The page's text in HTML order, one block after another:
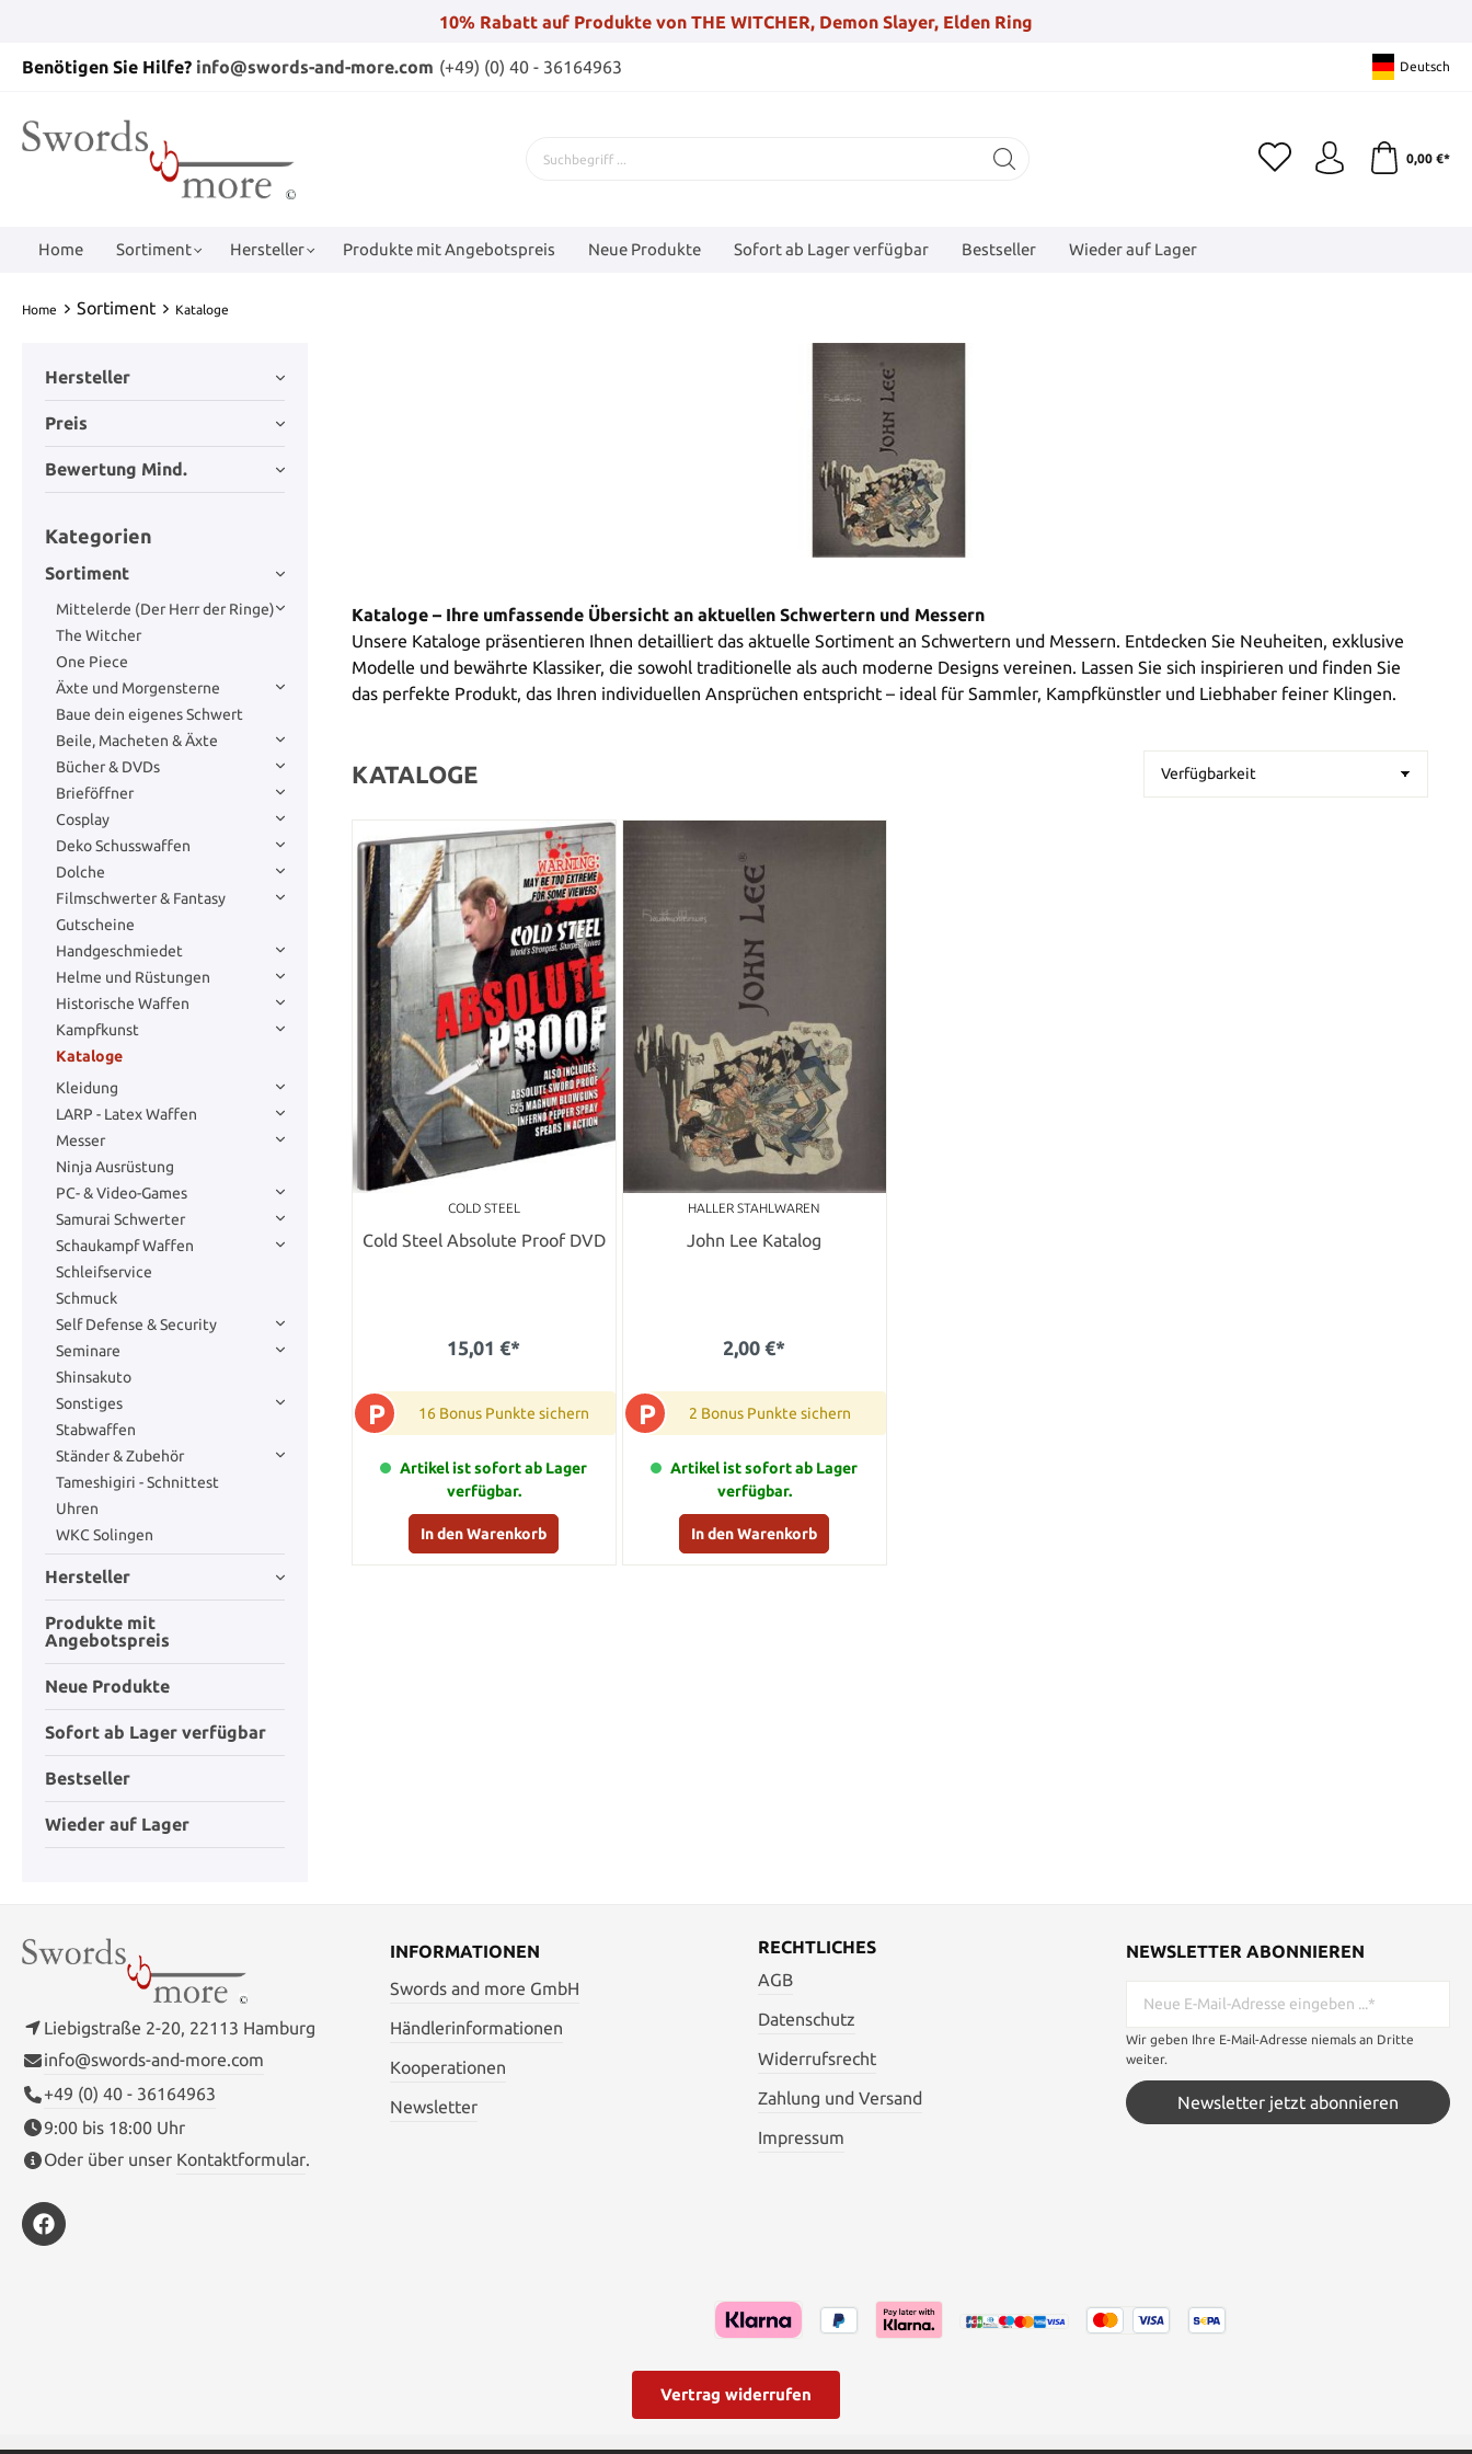
10% Rabatt auf Produkte von THE WITCHER, Demon Slayer, Elden Ring
Benötigen Sie Hilfe? info@swords-and-more.com (+49) (0) 40 - 36164963 Deutsch
0,00 €*
Home Sortiment Hersteller Produkte mit Angebotspreis Neue Produkte Sofort ab Lager verfügbar Bestseller Wieder auf Lager
Home Sortiment Kataloge
Hersteller
Preis
Bewertung Mind.
Kategorien
Sortiment
Mittelerde (Der Herr der Ringe)
The Witcher
One Piece
Äxte und Morgensterne
Baue dein eigenes Schwert
Beile, Macheten & Äxte
Bücher & DVDs
Brieföffner
Cosplay
Deko Schusswaffen
Dolche
Filmschwerter & Fantasy
Gutscheine
Handgeschmiedet
Helme und Rüstungen
Historische Waffen
Kampfkunst
Kataloge
Kleidung
LARP - Latex Waffen
Messer
Ninja Ausrüstung
PC- & Video-Games
Samurai Schwerter
Schaukampf Waffen
Schleifservice
Schmuck
Self Defense & Security
Seminare
Shinsakuto
Sonstiges
Stabwaffen
Ständer & Zubehör
Tameshigiri - Schnittest
Uhren
WKC Solingen
Hersteller
Produkte mit
Angebotspreis
Neue Produkte
Sofort ab Lager verfügbar
Bestseller
Wieder auf Lager
Kataloge – Ihre umfassende Übersicht an aktuellen Schwertern und Messern
Unsere Kataloge präsentieren Ihnen detailliert das aktuelle Sortiment an Schwertern und Messern. Entdecken Sie Neuheiten, exklusive
Modelle und bewährte Klassiker, die sowohl traditionelle als auch moderne Designs vereinen. Lassen Sie sich inspirieren und finden Sie
das perfekte Produkt, das Ihren individuellen Ansprüchen entspricht – ideal für Sammler, Kampfkünstler und Liebhaber feiner Klingen.
KATALOGE
COLD STEEL
Cold Steel Absolute Proof DVD
15,01 €*
P 16 Bonus Punkte sichern
Artikel ist sofort ab Lager
verfügbar.
In den Warenkorb
HALLER STAHLWAREN
John Lee Katalog
2,00 €*
P 2 Bonus Punkte sichern
Artikel ist sofort ab Lager
verfügbar.
In den Warenkorb
Liebigstraße 2-20, 22113 Hamburg
info@swords-and-more.com
+49 (0) 40 - 36164963
9:00 bis 18:00 Uhr
Oder über unser Kontaktformular.
INFORMATIONEN
Swords and more GmbH
Händlerinformationen
Kooperationen
Newsletter
RECHTLICHES
AGB
Datenschutz
Widerrufsrecht
Zahlung und Versand
Impressum
NEWSLETTER ABONNIEREN
Wir geben Ihre E-Mail-Adresse niemals an Dritte
weiter.
Newsletter jetzt abonnieren
Vertrag widerrufen